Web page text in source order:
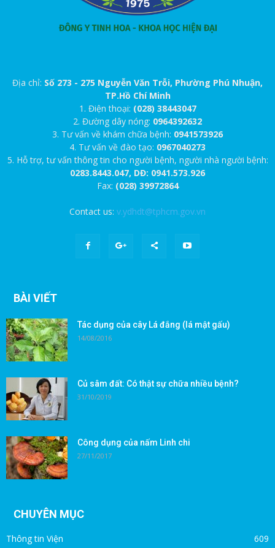
Địa chỉ: Số 273 - 275 Nguyễn Văn Trỗi, Phường Phú Nhuận,
TP.Hồ Chí Minh
1. Điện thoại: (028) 38443047
2. Đường dây nóng: 0964392632
3. Tư vấn về khám chữa bệnh: 0941573926
4. Tư vấn về đào tạo: 0967040273
5. Hỗ trợ, tư vấn thông tin cho người bệnh, người nhà người bệnh:
0283.8443.047, DĐ: 0941.573.926
Fax: (028) 39972864
Contact us: v.ydhdt@tphcm.gov.vn
BÀI VIẾT
Tác dụng của cây Lá đắng (lá mật gấu)
14/08/2016
Củ sâm đất: Có thật sự chữa nhiều bệnh?
31/10/2019
Công dụng của nấm Linh chi
27/11/2017
CHUYÊN MỤC
Thông tin Viện 609